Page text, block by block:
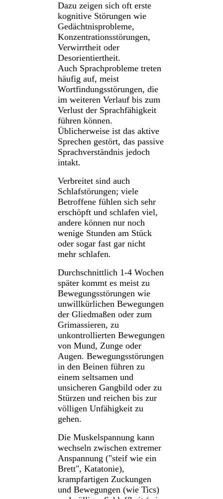
Dazu zeigen sich oft erste
kognitive Störungen wie
Gedächtnisprobleme,
Konzentrationsstörungen,
Verwirrtheit oder
Desorientiertheit.
Auch Sprachprobleme treten
häufig auf, meist
Wortfindungsstörungen, die
im weiteren Verlauf bis zum
Verlust der Sprachfähigkeit
führen können.
Üblicherweise ist das aktive
Sprechen gestört, das passive
Sprachverständnis jedoch
intakt.
Verbreitet sind auch
Schlafstörungen; viele
Betroffene fühlen sich sehr
erschöpft und schlafen viel,
andere können nur noch
wenige Stunden am Stück
oder sogar fast gar nicht
mehr schlafen.
Durchschnittlich 1-4 Wochen
später kommt es meist zu
Bewegungsstörungen wie
unwillkürlichen Bewegungen
der Gliedmaßen oder zum
Grimassieren, zu
unkontrollierten Bewegungen
von Mund, Zunge oder
Augen. Bewegungsstörungen
in den Beinen führen zu
einem seltsamen und
unsicheren Gangbild oder zu
Stürzen und reichen bis zur
völligen Unfähigkeit zu
gehen.
Die Muskelspannung kann
wechseln zwischen extremer
Anspannung ("steif wie ein
Brett", Katatonie),
krampfartigen Zuckungen
und Bewegungen (wie Tics)